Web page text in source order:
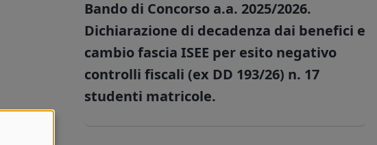
Bando di Concorso a.a. 2025/2026.
Dichiarazione di decadenza dai benefici e
cambio fascia ISEE per esito negativo
controlli fiscali (ex DD 193/26) n. 17
studenti matricole.